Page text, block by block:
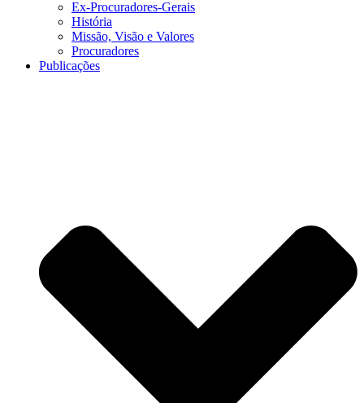
Ex-Procuradores-Gerais
História
Missão, Visão e Valores
Procuradores
Publicações